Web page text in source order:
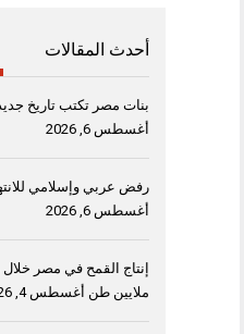
أحدث المقالات
بنات مصر تكتب تاريخ
أغسطس 6, 2026
رفض عربي وإسلامي
أغسطس 6, 2026
ملايين طن أغسطس 4, 2026